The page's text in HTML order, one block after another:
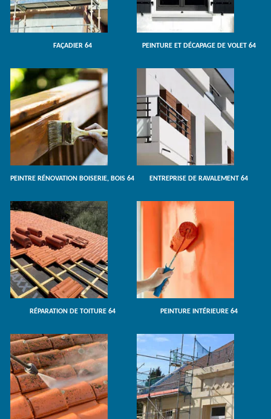
FAÇADIER 64 PEINTURE ET DÉCAPAGE DE VOLET 64
PEINTRE RÉNOVATION BOISERIE, BOIS 64 ENTREPRISE DE RAVALEMENT 64
RÉPARATION DE TOITURE 64 PEINTURE INTÉRIEURE 64